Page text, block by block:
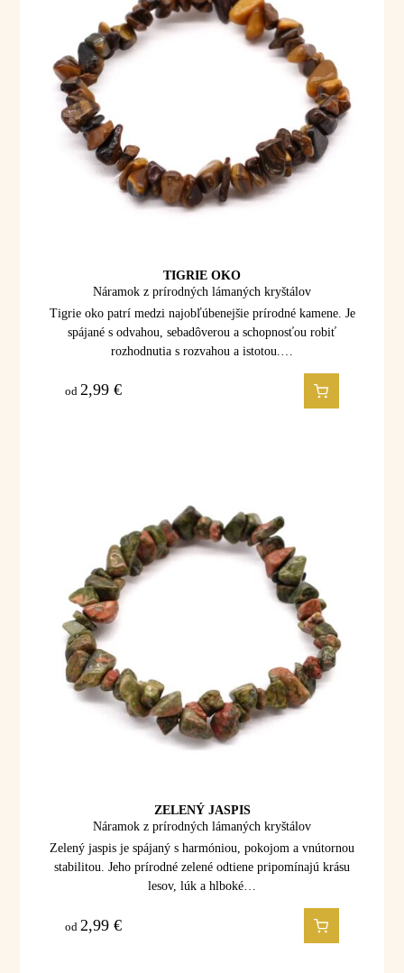
TIGRIE OKO
Náramok z prírodných lámaných kryštálov
Tigrie oko patrí medzi najobľúbenejšie prírodné kamene. Je
spájané s odvahou, sebadôverou a schopnosťou robiť
rozhodnutia s rozvahou a istotou.…
od 2,99€
ZELENÝ JASPIS
Náramok z prírodných lámaných kryštálov
Zelený jaspis je spájaný s harmóniou, pokojom a vnútornou
stabilitou. Jeho prírodné zelené odtiene pripomínajú krásu
lesov, lúk a hlboké…
od 2,99€